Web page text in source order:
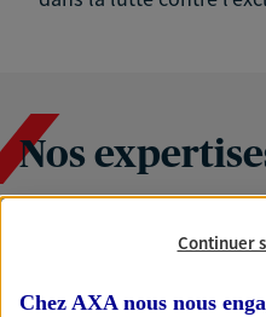
Nos
Continuer
Chez AXA nous nous